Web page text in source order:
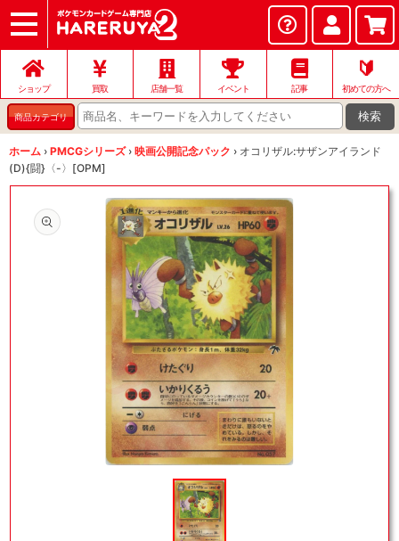
ショップ
店頭買取
ネット買取
店舗一覧
イベント
お問い合わせ
ショップ 買取 店舗一覧 イベント 記事
🔰
初めての方へ
商品カテゴリ 検索
ホーム › PMCGシリーズ › 映画公開記念パック › オコリザル:サザンアイランド
(D){闘}〈-〉[OPM]